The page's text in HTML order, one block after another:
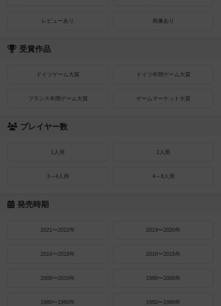
レビューあり 画像あり
受賞作品
ドイツゲーム大賞 ドイツ年間ゲーム大賞
フランス年間ゲーム大賞 ゲームマーケット大賞
プレイヤー数
1人用 2人用
3～4人用 4～8人用
発売時期
2021〜2022年 2019〜2020年
2016〜2018年 2010〜2015年
2000〜2010年 1990〜2000年
1980〜1990年 1950〜1980年